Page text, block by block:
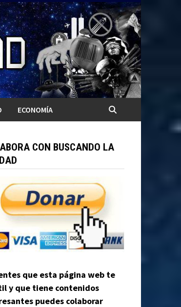
ECONOMÍA
CON BUSCANDO LA
que esta página web te
y que tiene contenidos
puedes colaborar